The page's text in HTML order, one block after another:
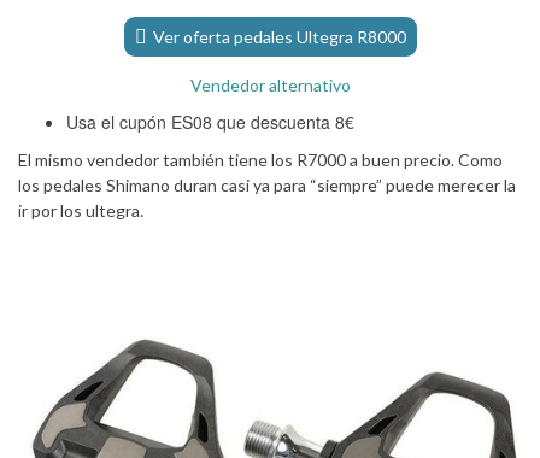
Ver oferta pedales Ultegra R8000
Vendedor alternativo
Usa el cupón ES08 que descuenta 8€
El mismo vendedor también tiene los R7000 a buen precio. Como
los pedales Shimano duran casi ya para “siempre” puede merecer la
ir por los ultegra.